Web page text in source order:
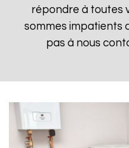
répondre à toutes
sommes impatients
pas à nous